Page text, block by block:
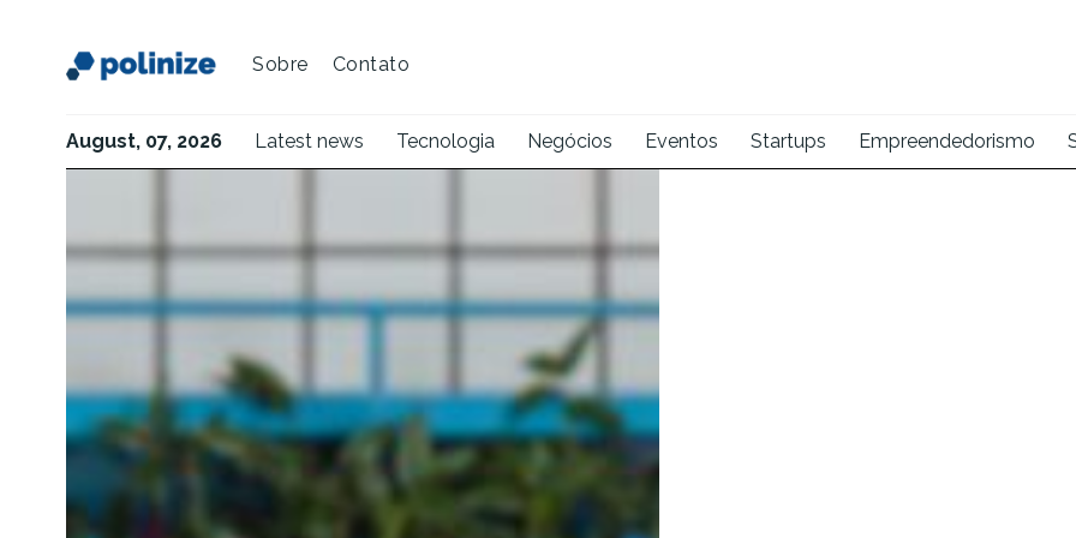
Sobre Contato
August, 07, 2026 Latest news Tecnologia Negócios Eventos Startups Empreendedorismo